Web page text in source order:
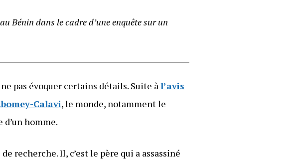
Bénin dans le cadre d’une enquête sur un
pas évoquer certains détails. Suite àl’avis
Calavi, le monde, notamment le
homme.
recherche. Il, c’est le père qui a assassiné